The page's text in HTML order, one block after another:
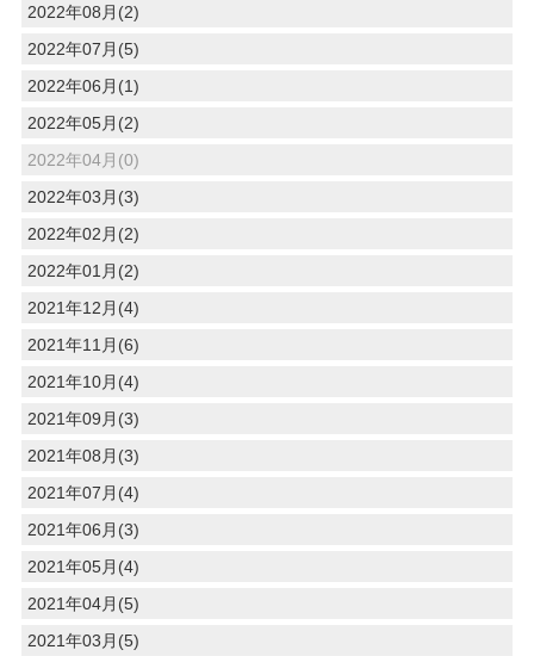
2022年08月(2)
2022年07月(5)
2022年06月(1)
2022年05月(2)
2022年04月(0)
2022年03月(3)
2022年02月(2)
2022年01月(2)
2021年12月(4)
2021年11月(6)
2021年10月(4)
2021年09月(3)
2021年08月(3)
2021年07月(4)
2021年06月(3)
2021年05月(4)
2021年04月(5)
2021年03月(5)